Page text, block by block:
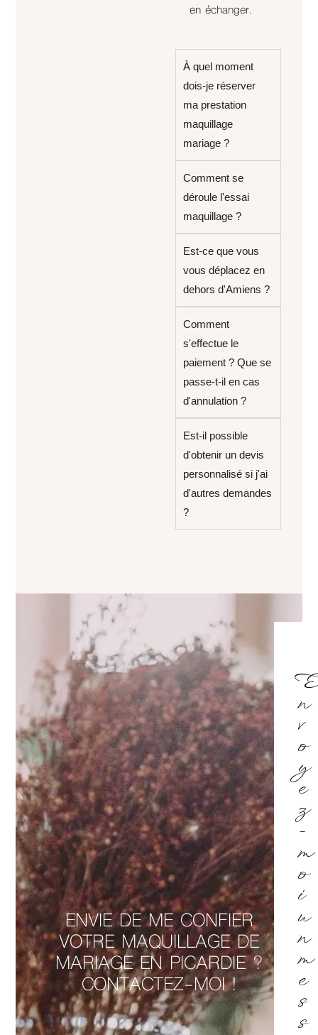
en échanger.
À quel moment
dois-je réserver
ma prestation
maquillage
mariage ?
Comment se
déroule l'essai
maquillage ?
Est-ce que vous
vous déplacez en
dehors d'Amiens ?
Comment
s'effectue le
paiement ? Que se
passe-t-il en cas
d'annulation ?
Est-il possible
d'obtenir un devis
personnalisé si j'ai
d'autres demandes
?
ENVIE DE ME CONFIER
VOTRE MAQUILLAGE DE
MARIAGE EN PICARDIE ?
CONTACTEZ-MOI !
E
n
v
o
y
e
z
-
m
o
i
u
n
m
e
s
s